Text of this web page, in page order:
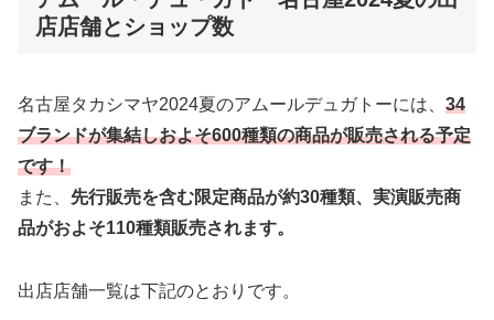
店店舗とショップ数
名古屋タカシマヤ2024夏のアムールデュガトーには、 34
ブランドが集結しおよそ600種類の商品が販売される予定
です！
また、 先行販売を含む限定商品が約30種類、実演販売商
品がおよそ110種類販売されます。
出店店舗一覧は下記のとおりです。